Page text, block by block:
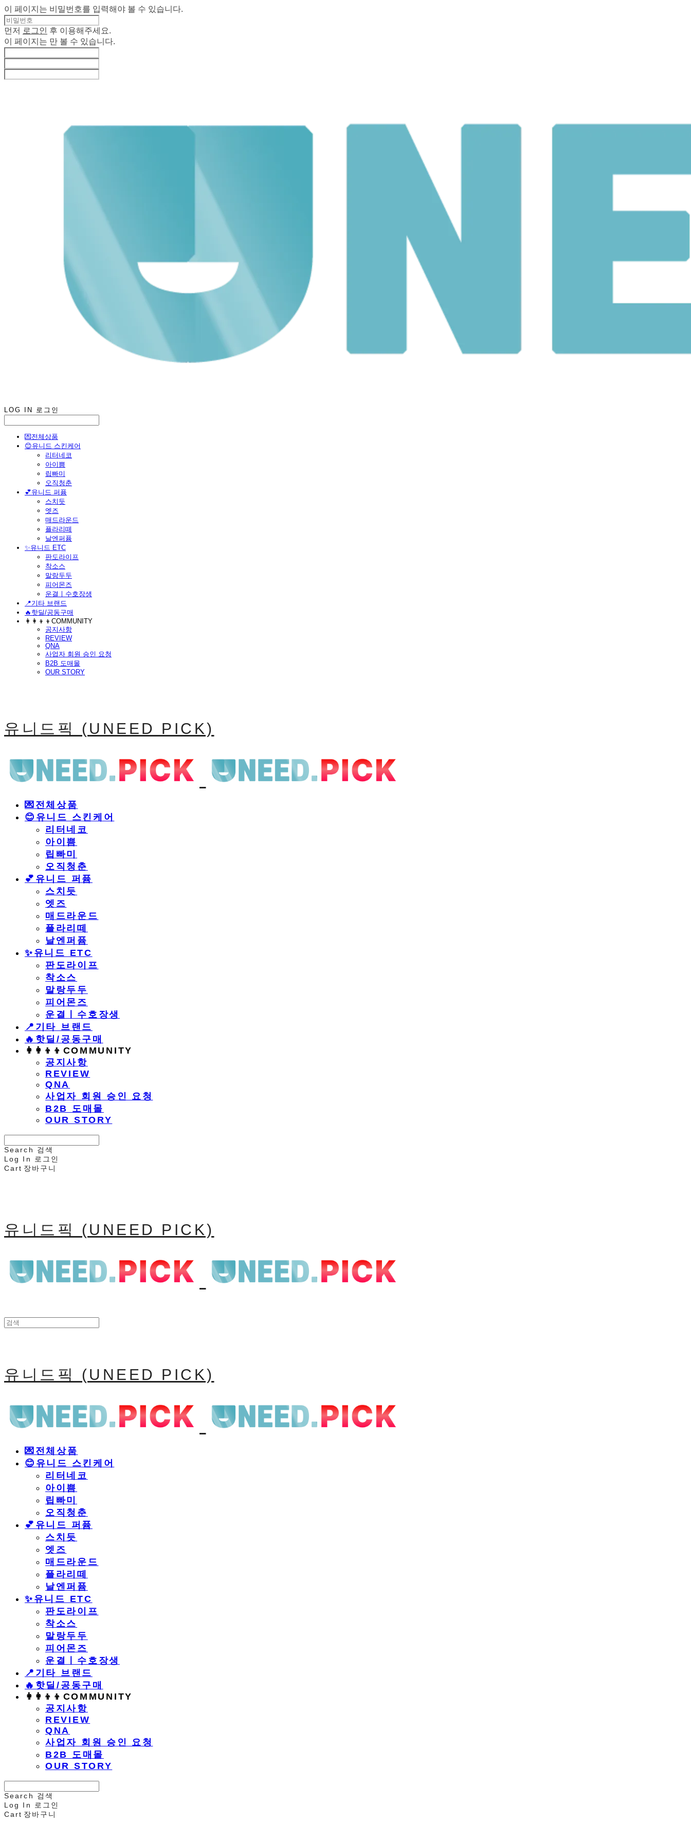
이 페이지는 비밀번호를 입력해야 볼 수 있습니다.
먼저 로그인
후 이용해주세요.
이 페이지는 만 볼 수 있습니다.
LOG IN 로그인
💌전체상품
😊유니드 스킨케어
리터네코
아이쁨
립빠미
오직청춘
💕유니드 퍼퓸
스치듯
엣즈
매드라운드
플라리떼
날엔퍼퓸
​✨유니드 ETC
판도라이프
착소스
말랑두두
피어몬즈
운결ㅣ수호장생
📍기타 브랜드
🔥핫딜/공동구매
👩‍👩‍👦‍👦COMMUNITY
공지사항
REVIEW
QNA
사업자 회원 승인 요청
B2B 도매몰
OUR STORY
유니드픽 (UNEED PICK)
💌전체상품
😊유니드 스킨케어
리터네코
아이쁨
립빠미
오직청춘
💕유니드 퍼퓸
스치듯
엣즈
매드라운드
플라리떼
날엔퍼퓸
​✨유니드 ETC
판도라이프
착소스
말랑두두
피어몬즈
운결ㅣ수호장생
📍기타 브랜드
🔥핫딜/공동구매
👩‍👩‍👦‍👦COMMUNITY
공지사항
REVIEW
QNA
사업자 회원 승인 요청
B2B 도매몰
OUR STORY
Search
검색
Log In
로그인
Cart 장바구니
유니드픽 (UNEED PICK)
유니드픽 (UNEED PICK)
💌전체상품
😊유니드 스킨케어
리터네코
아이쁨
립빠미
오직청춘
💕유니드 퍼퓸
스치듯
엣즈
매드라운드
플라리떼
날엔퍼퓸
​✨유니드 ETC
판도라이프
착소스
말랑두두
피어몬즈
운결ㅣ수호장생
📍기타 브랜드
🔥핫딜/공동구매
👩‍👩‍👦‍👦COMMUNITY
공지사항
REVIEW
QNA
사업자 회원 승인 요청
B2B 도매몰
OUR STORY
Search
검색
Log In
로그인
Cart 장바구니